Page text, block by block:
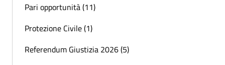
Pari opportunità (11)
Protezione Civile (1)
Referendum Giustizia 2026 (5)